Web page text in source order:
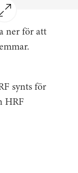
nytt telefonsamtal.
klubb.
nyvalda
avdelningen
till hands.
ner för att
synts för
HRF